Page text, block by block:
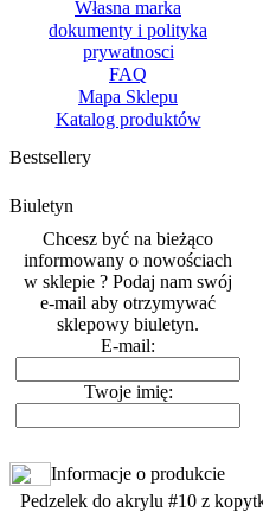
Własna marka
dokumenty i polityka
prywatnosci
FAQ
Mapa Sklepu
Katalog produktów
Bestsellery
Biuletyn
Chcesz być na bieżąco
informowany o nowościach
w sklepie ? Podaj nam swój
e-mail aby otrzymywać
sklepowy biuletyn.
E-mail:
Twoje imię:
Informacje o produkcie
Pedzelek do akrylu #10 z